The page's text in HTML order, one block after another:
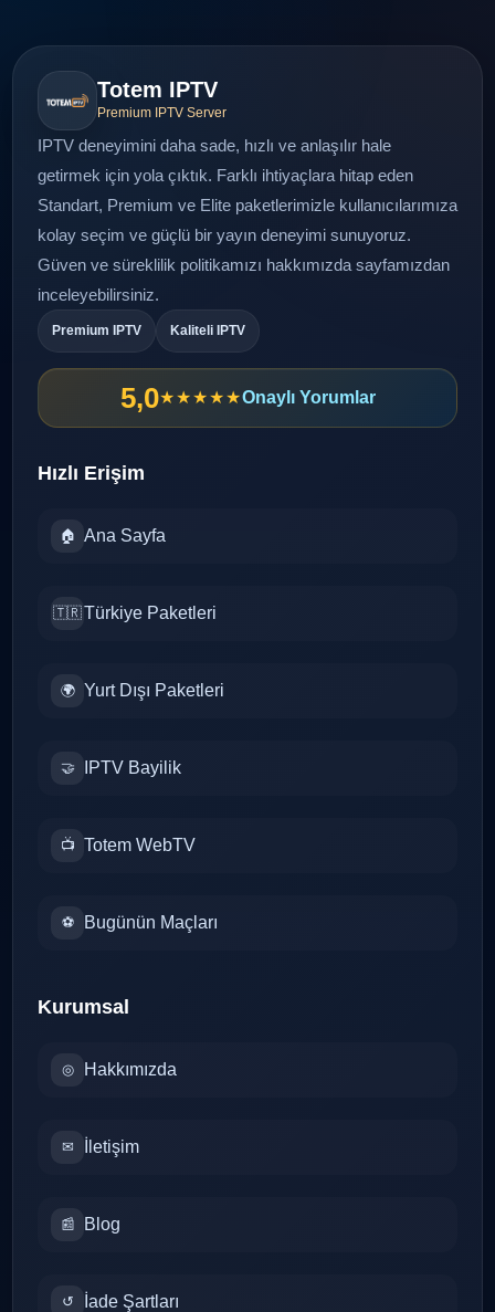
Totem IPTV
Premium IPTV Server
IPTV deneyimini daha sade, hızlı ve anlaşılır hale
getirmek için yola çıktık. Farklı ihtiyaçlara hitap eden
Standart, Premium ve Elite paketlerimizle kullanıcılarımıza
kolay seçim ve güçlü bir yayın deneyimi sunuyoruz.
Güven ve süreklilik politikamızı hakkımızda sayfamızdan
inceleyebilirsiniz.
Premium IPTV Kaliteli IPTV
5,0★★★★★Onaylı Yorumlar
Hızlı Erişim
🏠 Ana Sayfa
🇹🇷Türkiye Paketleri
🌍 Yurt Dışı Paketleri
🤝 IPTV Bayilik
📺 Totem WebTV
⚽ Bugünün Maçları
Kurumsal
◎ Hakkımızda
✉ İletişim
📰 Blog
↺ İade Şartları